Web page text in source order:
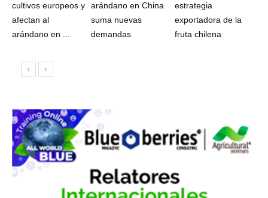
cultivos europeos y
afectan al
arándano en ...
arándano en China
suma nuevas
demandas
estrategia
exportadora de la
fruta chilena